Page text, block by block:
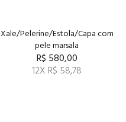
Xale/Pelerine/Estola/Capa com
pele marsala
R$ 580,00
12X R$ 58,78